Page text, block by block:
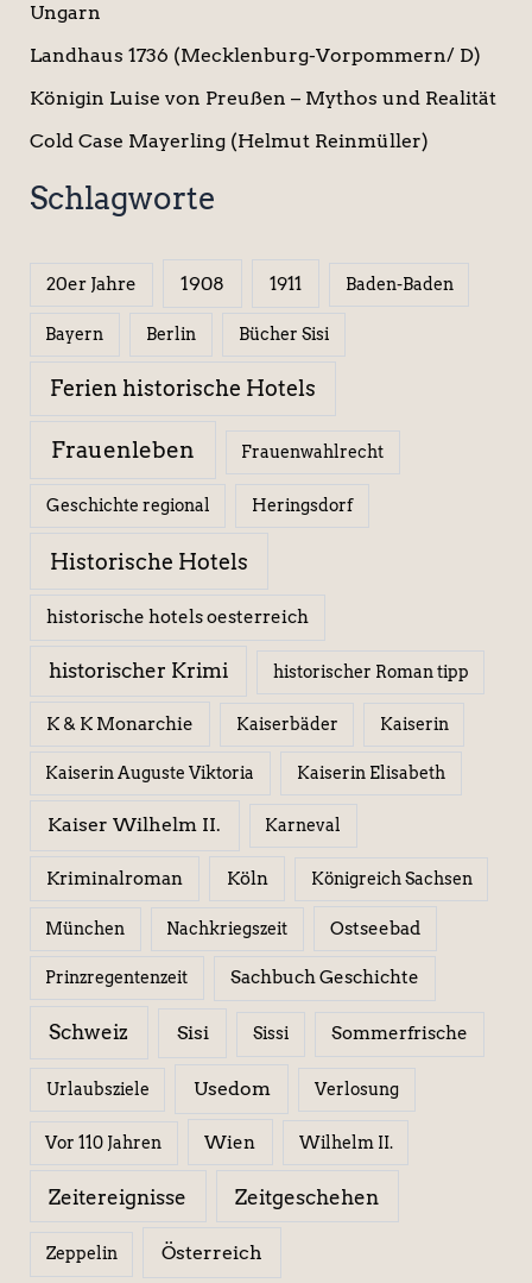
Ungarn
Landhaus 1736 (Mecklenburg-Vorpommern/ D)
Königin Luise von Preußen – Mythos und Realität
Cold Case Mayerling (Helmut Reinmüller)
Schlagworte
20er Jahre 1908 1911 Baden-Baden
Bayern Berlin Bücher Sisi
Ferien historische Hotels
Frauenleben Frauenwahlrecht
Geschichte regional Heringsdorf
Historische Hotels
historische hotels oesterreich
historischer Krimi historischer Roman tipp
K & K Monarchie Kaiserbäder Kaiserin
Kaiserin Auguste Viktoria Kaiserin Elisabeth
Kaiser Wilhelm II. Karneval
Kriminalroman Köln Königreich Sachsen
München Nachkriegszeit Ostseebad
Prinzregentenzeit Sachbuch Geschichte
Schweiz Sisi Sissi Sommerfrische
Urlaubsziele Usedom Verlosung
Vor 110 Jahren Wien Wilhelm II.
Zeitereignisse Zeitgeschehen
Zeppelin Österreich